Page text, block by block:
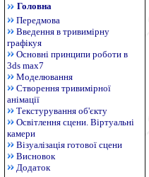
Головна
Передмова
Введення в тривимірну
графікуя
Основні принципи роботи в
3ds max7
Моделювання
Створення тривимірної
анімації
Текстурування об'єкту
Освітлення сцени. Віртуальні
камери
Візуалізація готової сцени
Висновок
Додаток